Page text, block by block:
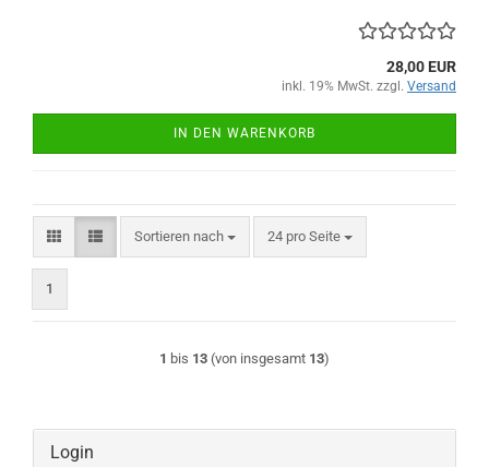
28,00 EUR
inkl. 19% MwSt. zzgl. Versand
IN DEN WARENKORB
Sortieren nach
Sortieren nach 24 pro Seite
pro Seite
1
1 bis 13 (von insgesamt 13)
Login